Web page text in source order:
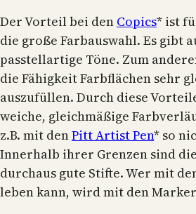
Der Vorteil bei den Copics* ist
die große Farbauswahl. Es gibt
passtellartige Töne. Zum
die Fähigkeit Farbflächen sehr
auszufüllen. Durch diese
weiche, gleichmäßige
z.B. mit denPitt Artist Pen* so
Innerhalb ihrer Grenzen sind
durchaus gute Stifte. Wer mit
leben kann, wird mit den